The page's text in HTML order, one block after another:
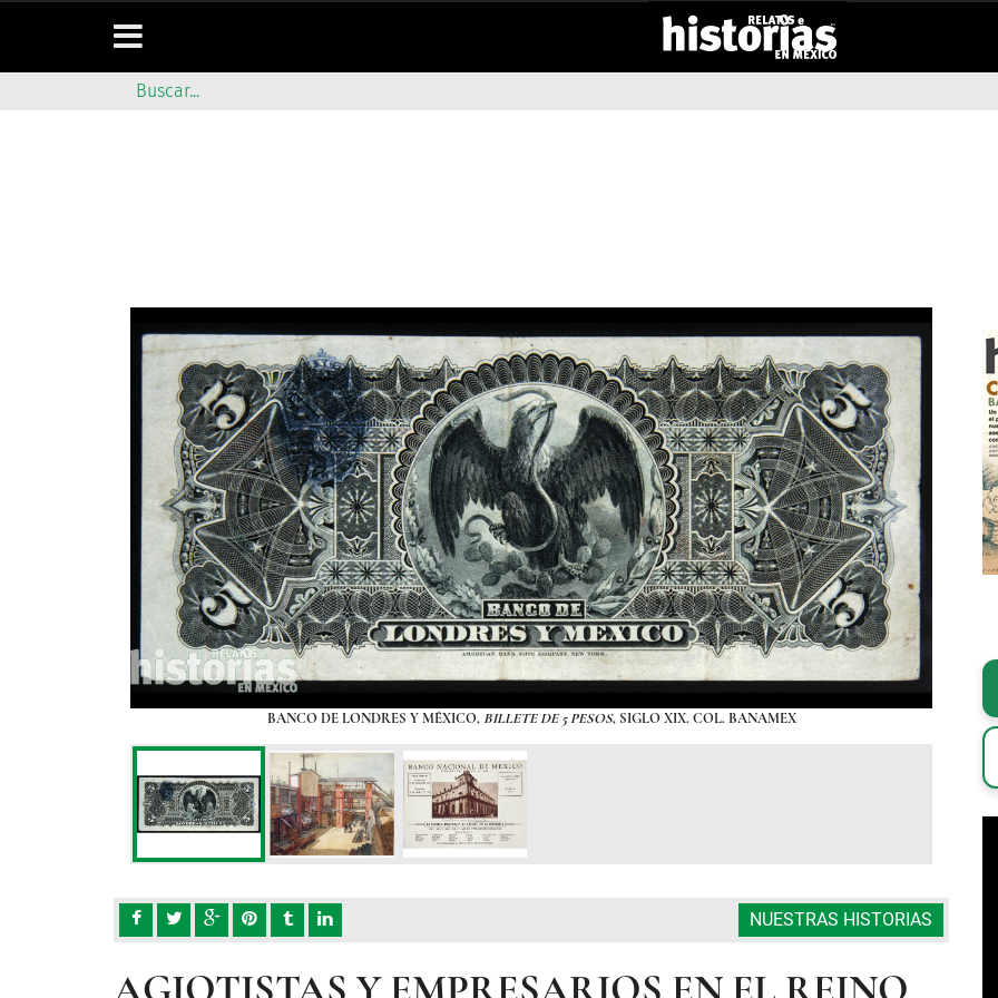
BANCO DE LONDRES Y MÉXICO, BILLETE DE 5 PESOS, SIGLO XIX. COL. BANAMEX
A
NUESTRAS HISTORIAS